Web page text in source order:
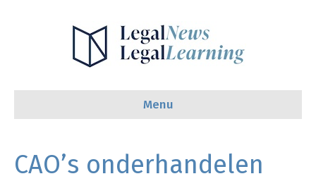
Menu
CAO’s onderhandelen